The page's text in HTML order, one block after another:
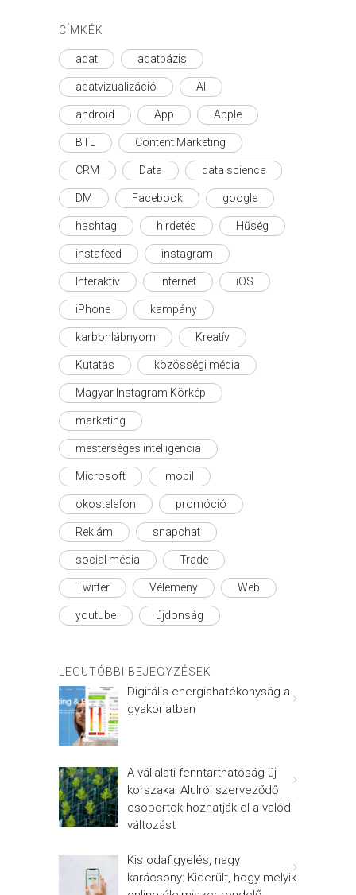
CÍMKÉK
adat adatbázis
adatvizualizáció AI
android App Apple
BTL Content Marketing
CRM Data data science
DM Facebook google
hashtag hirdetés Hűség
instafeed instagram
Interaktív internet iOS
iPhone kampány
karbonlábnyom Kreatív
Kutatás közösségi média
Magyar Instagram Körkép
marketing
mesterséges intelligencia
Microsoft mobil
okostelefon promóció
Reklám snapchat
social média Trade
Twitter Vélemény Web
youtube újdonság
LEGUTÓBBI BEJEGYZÉSEK
Digitális energiahatékonyság a
gyakorlatban
A vállalati fenntarthatóság új
korszaka: Alulról szerveződő
csoportok hozhatják el a valódi
változást
Kis odafigyelés, nagy
karácsony: Kiderült, hogy melyik